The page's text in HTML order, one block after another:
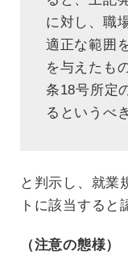
に対し、職
適正な範囲
を与えたも
条18号所定
るというべ
と判示し、就業
トに該当すると
（注意の態様）